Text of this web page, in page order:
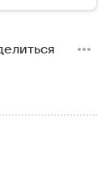
в жизни